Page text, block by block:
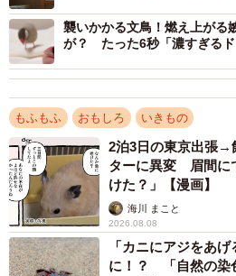
襲いかかる文鳥！燃え上が
が？ たった6秒「濃すぎるド
もふもふ おもしろ いきもの
2泊3日の東京出張→
ターに異変 眉間に
けた？」【漫画】
海川 まこと
2026.08.08
「カニにアジをあ
に！？ 「自然の染